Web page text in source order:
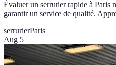
Évaluer un serrurier rapide à Paris
garantir un service de qualité.
serrurierParis
Aug 5